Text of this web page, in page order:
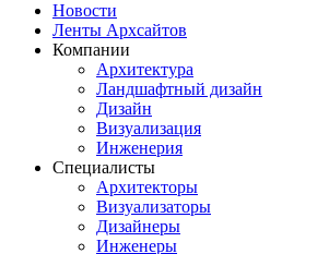
Новости
Ленты Архсайтов
Компании
Архитектура
Ландшафтный дизайн
Дизайн
Визуализация
Инженерия
Специалисты
Архитекторы
Визуализаторы
Дизайнеры
Инженеры